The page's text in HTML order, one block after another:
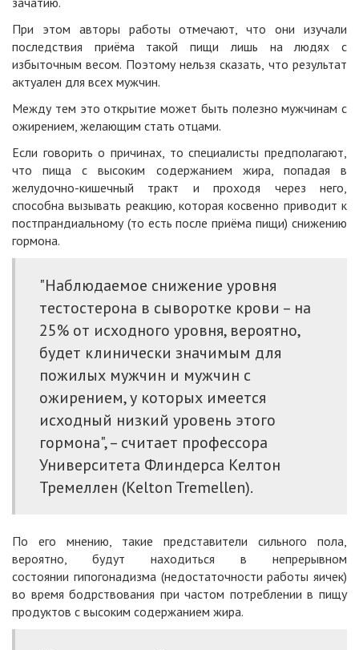
При этом авторы работы отмечают, что они изучали
последствия приёма такой пищи лишь на людях с
избыточным весом. Поэтому нельзя сказать, что результат
актуален для всех мужчин.
Между тем это открытие может быть полезно мужчинам с
ожирением, желающим стать отцами.
Если говорить о причинах, то специалисты предполагают,
что пища с высоким содержанием жира, попадая в
желудочно-кишечный тракт и проходя через него,
способна вызывать реакцию, которая косвенно приводит к
постпрандиальному (то есть после приёма пищи) снижению
гормона.
"Наблюдаемое снижение уровня
тестостерона в сыворотке крови – на
25% от исходного уровня, вероятно,
будет клинически значимым для
пожилых мужчин и мужчин с
ожирением, у которых имеется
исходный низкий уровень этого
гормона", – считает профессора
Университета Флиндерса Келтон
Тремеллен (Kelton Tremellen).
По его мнению, такие представители сильного пола,
вероятно, будут находиться в непрерывном
состоянии гипогонадизма (недостаточности работы яичек)
во время бодрствования при частом потреблении в пищу
продуктов с высоким содержанием жира.